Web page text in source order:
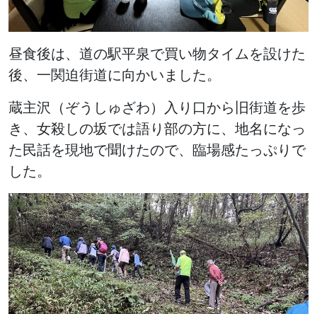
昼食後は、道の駅平泉で買い物タイムを設けた
後、一関迫街道に向かいました。
蔵主沢（ぞうしゅざわ）入り口から旧街道を歩
き、女殺しの坂では語り部の方に、地名になっ
た民話を現地で聞けたので、臨場感たっぷりで
した。